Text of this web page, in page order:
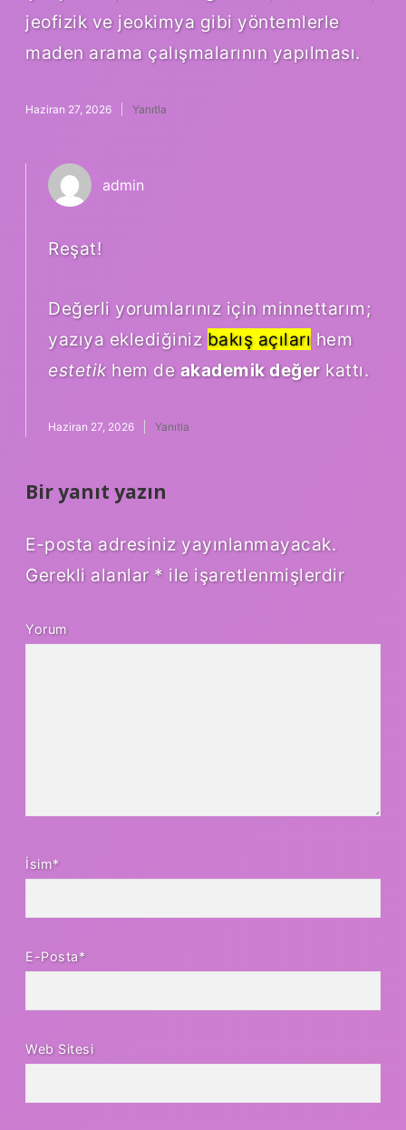
jeofizik ve jeokimya gibi yöntemlerle
maden arama çalışmalarının yapılması.
Haziran 27, 2026 Yanıtla
admin
Reşat!
Değerli yorumlarınız için minnettarım;
yazıya eklediğiniz bakış açıları hem
estetikhem de akademik değerkattı.
Haziran 27, 2026 Yanıtla
Bir yanıt yazın
E-posta adresiniz yayınlanmayacak.
Gerekli alanlar * ile işaretlenmişlerdir
Yorum
İsim*
E-Posta*
Web Sitesi